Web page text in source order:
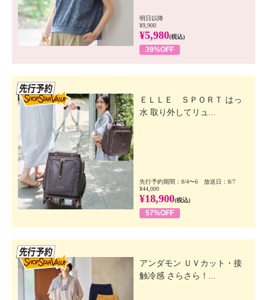
明日以降
¥9,900
¥5,980(税込)
39%OFF
ＥＬＬＥ ＳＰＯＲＴ はっ
水 取り外してリュ...
先行予約期間：8/4〜6 放送日：8/7
¥44,000
¥18,900(税込)
57%OFF
アンダモン ＵＶカット・接
触冷感 さらさら！...